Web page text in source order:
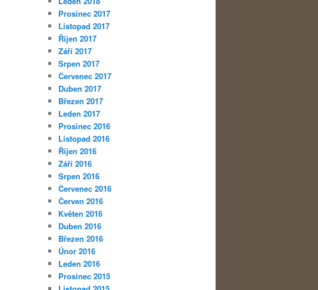
Prosinec 2017
Listopad 2017
Říjen 2017
Září 2017
Srpen 2017
Červenec 2017
Duben 2017
Březen 2017
Leden 2017
Prosinec 2016
Listopad 2016
Říjen 2016
Září 2016
Srpen 2016
Červenec 2016
Červen 2016
Květen 2016
Duben 2016
Březen 2016
Únor 2016
Leden 2016
Prosinec 2015